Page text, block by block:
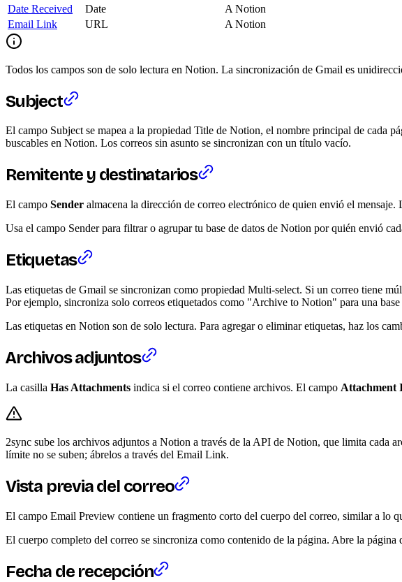
Date Received
Date
A Notion
Email Link
URL A Notion
Todos los campos son de solo lectura en Notion. La sincronización de Gmail es
Subject
El campo Subject se mapea a la propiedad Title de Notion, el nombre principal de cada
buscables en Notion. Los correos sin asunto se sincronizan con un título vacío.
Remitente y destinatarios
El campo Sender almacena la dirección de correo electrónico de quien envió el mensaje.
Usa el campo Sender para filtrar o agrupar tu base de datos de Notion por quién envió
Etiquetas
Las etiquetas de Gmail se sincronizan como propiedad Multi-select. Si un correo tiene
Por ejemplo, sincroniza solo correos etiquetados como "Archive to Notion" para una base
Las etiquetas en Notion son de solo lectura. Para agregar o eliminar etiquetas, haz los
Archivos adjuntos
La casilla Has Attachments indica si el correo contiene archivos. El campo Attachment
2sync sube los archivos adjuntos a Notion a través de la API de Notion, que limita cada
límite no se suben; ábrelos a través del Email Link.
Vista previa del correo
El campo Email Preview contiene un fragmento corto del cuerpo del correo, similar a lo
El cuerpo completo del correo se sincroniza como contenido de la página. Abre la
Fecha de recepción